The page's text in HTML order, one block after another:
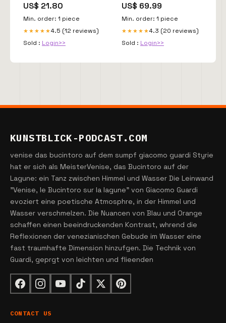
US$ 21.80
Min. order: 1 piece
★★★★★4.5 (12 reviews)
Sold : Login>>
Schlitz Echo Archiv
longsleeve
US$ 69.99
Min. order: 1 piece
★★★★★4.3 (20 reviews)
Sold : Login>>
KUNSTBLICK-PODCAST.COM
venise das bucintoro auf dem sumpf giacomo guardi Styrie
hat er sich als MeisterVenise, das Bucintoro auf der
Lagune: ein Tanz zwischen Himmel und Wasser Die Leinwand
"Venise, le Bucintoro sur la lagune" von Giacomo Guardi
evoziert eine poetische Atmosphre, in der Himmel und
Wasser verschmelzen. Die Nuancen von Blau und Orange
schaffen einen beeindruckenden Kontrast, whrend die
Reflexionen der venezianischen Gebude im Wasser eine
fast traumhafte Dimension hinzufgen. Die Technik von
Guardi, geprgt von leichten und flieenden
CONTACT US